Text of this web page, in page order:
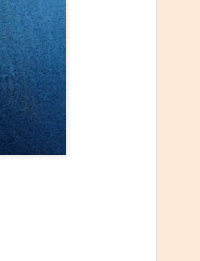
de Derechos Humanos.
Las Nueve Musas
más representado en el mundo.